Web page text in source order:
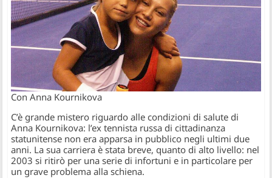
Con Anna Kournikova
C’è grande mistero riguardo alle condizioni di salute di
Anna Kournikova: l’ex tennista russa di cittadinanza
statunitense non era apparsa in pubblico negli ultimi due
anni. La sua carriera è stata breve, quanto di alto livello: nel
2003 si ritirò per una serie di infortuni e in particolare per
un grave problema alla schiena.